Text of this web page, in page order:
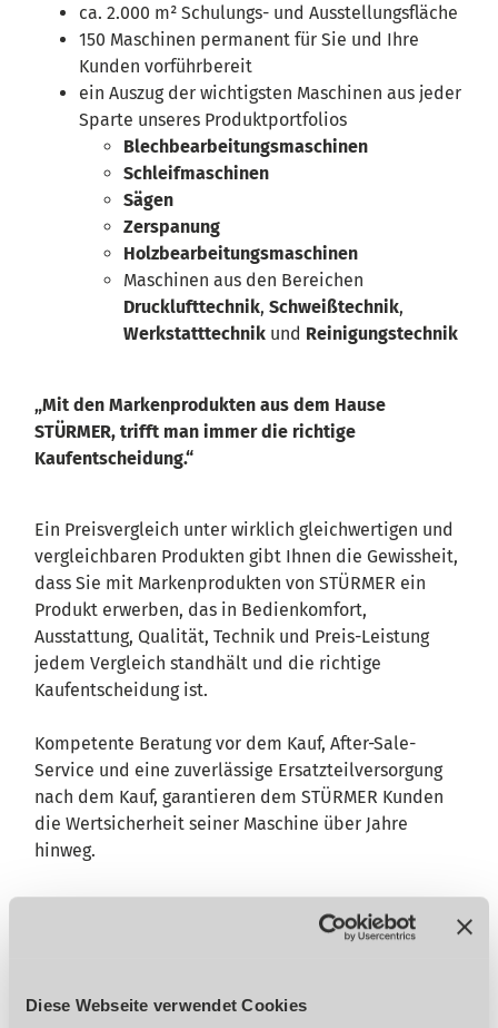
Diese Webseite verwendet Cookies
ca. 2.000 m² Schulungs- und Ausstellungsfläche
150 Maschinen permanent für Sie und Ihre
Kunden vorführbereit
ein Auszug der wichtigsten Maschinen aus jeder
Sparte unseres Produktportfolios
Blechbearbeitungsmaschinen
Schleifmaschinen
Sägen
Zerspanung
Holzbearbeitungsmaschinen
Maschinen aus den Bereichen
Drucklufttechnik, Schweißtechnik,
Werkstatttechnik und Reinigungstechnik
„Mit den Markenprodukten aus dem Hause
STÜRMER, trifft man immer die richtige
Kaufentscheidung.“
Ein Preisvergleich unter wirklich gleichwertigen und
vergleichbaren Produkten gibt Ihnen die Gewissheit,
dass Sie mit Markenprodukten von STÜRMER ein
Produkt erwerben, das in Bedienkomfort,
Ausstattung, Qualität, Technik und Preis-Leistung
jedem Vergleich standhält und die richtige
Kaufentscheidung ist.
Kompetente Beratung vor dem Kauf, After-Sale-
Service und eine zuverlässige Ersatzteilversorgung
nach dem Kauf, garantieren dem STÜRMER Kunden
die Wertsicherheit seiner Maschine über Jahre
hinweg.